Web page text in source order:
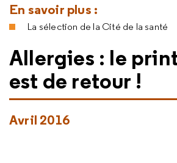
En savoir plus :
La sélection de la Cité de la santé
Allergies : le
est de retour !
Avril 2016